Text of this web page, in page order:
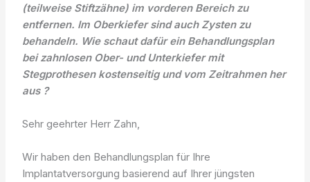
(teilweise Stiftzähne) im vorderen Bereich zu
entfernen. Im Oberkiefer sind auch Zysten zu
behandeln. Wie schaut dafür ein Behandlungsplan
bei zahnlosen Ober- und Unterkiefer mit
Stegprothesen kostenseitig und vom Zeitrahmen her
aus ?
Sehr geehrter Herr Zahn,
Wir haben den Behandlungsplan für Ihre
Implantatversorgung basierend auf Ihrer jüngsten